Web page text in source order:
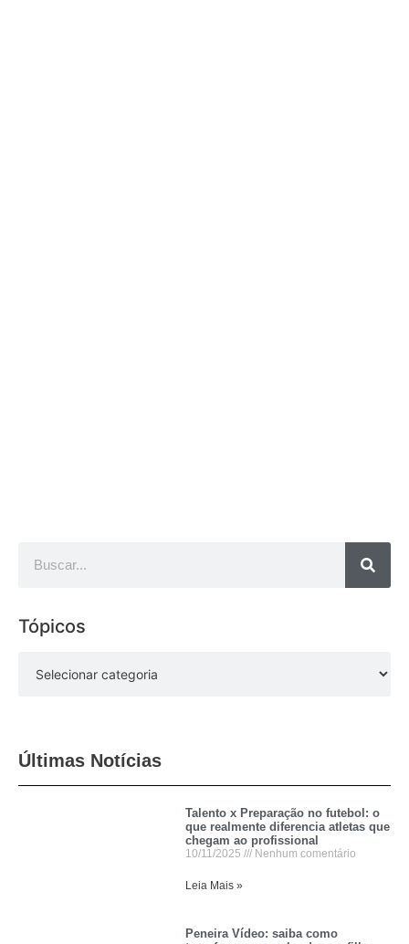
Tópicos
Últimas Notícias
Talento x Preparação no futebol: o
que realmente diferencia atletas que
chegam ao profissional
10/11/2025 Nenhum comentário
Leia Mais »
Peneira Vídeo: saiba como